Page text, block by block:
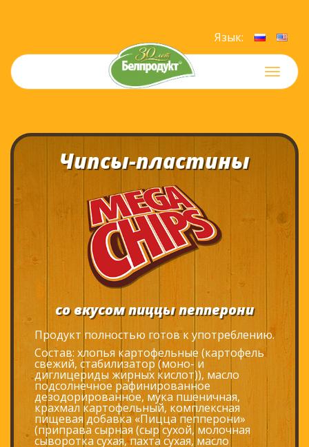
Язык:
Меню
Чипсы-пластины
со вкусом пиццы пепперони
Продукт полностью готов к употреблению.
Состав: хлопья картофельные (картофель
свежий, стабилизатор (моно- и
диглицериды жирных кислот)), масло
подсолнечное рафинированное
дезодорированное, мука пшеничная,
крахмал картофельный, комплексная
пищевая добавка «Пицца пепперони»
(приправа сырная (сыр сухой, молочная
сыворотка сухая, пахта сухая, масло